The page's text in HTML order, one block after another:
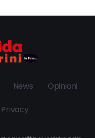
News Opinioni
Privacy